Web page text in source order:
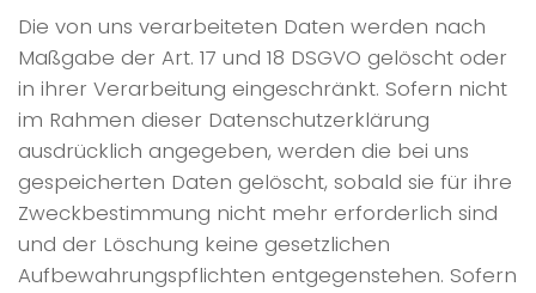
Die von uns verarbeiteten Daten werden nach
Maßgabe der Art. 17 und 18 DSGVO gelöscht oder
in ihrer Verarbeitung eingeschränkt. Sofern nicht
im Rahmen dieser Datenschutzerklärung
ausdrücklich angegeben, werden die bei uns
gespeicherten Daten gelöscht, sobald sie für ihre
Zweckbestimmung nicht mehr erforderlich sind
und der Löschung keine gesetzlichen
Aufbewahrungspflichten entgegenstehen. Sofern